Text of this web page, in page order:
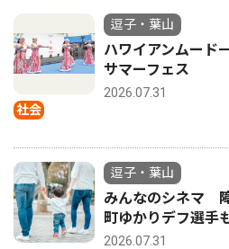
社会
逗子・葉山
ハワイアンムード
サマーフェス
2026.07.31
逗子・葉山
みんなのシネマ
町ゆかりデフ選手
2026.07.31